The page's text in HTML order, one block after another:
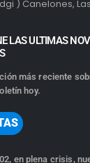
) Canelones,
LAS ULTIMAS
más reciente
hoy.
en plena crisis,